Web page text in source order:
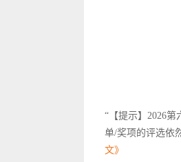
“【提示】2026
单/奖项的评选依
文》